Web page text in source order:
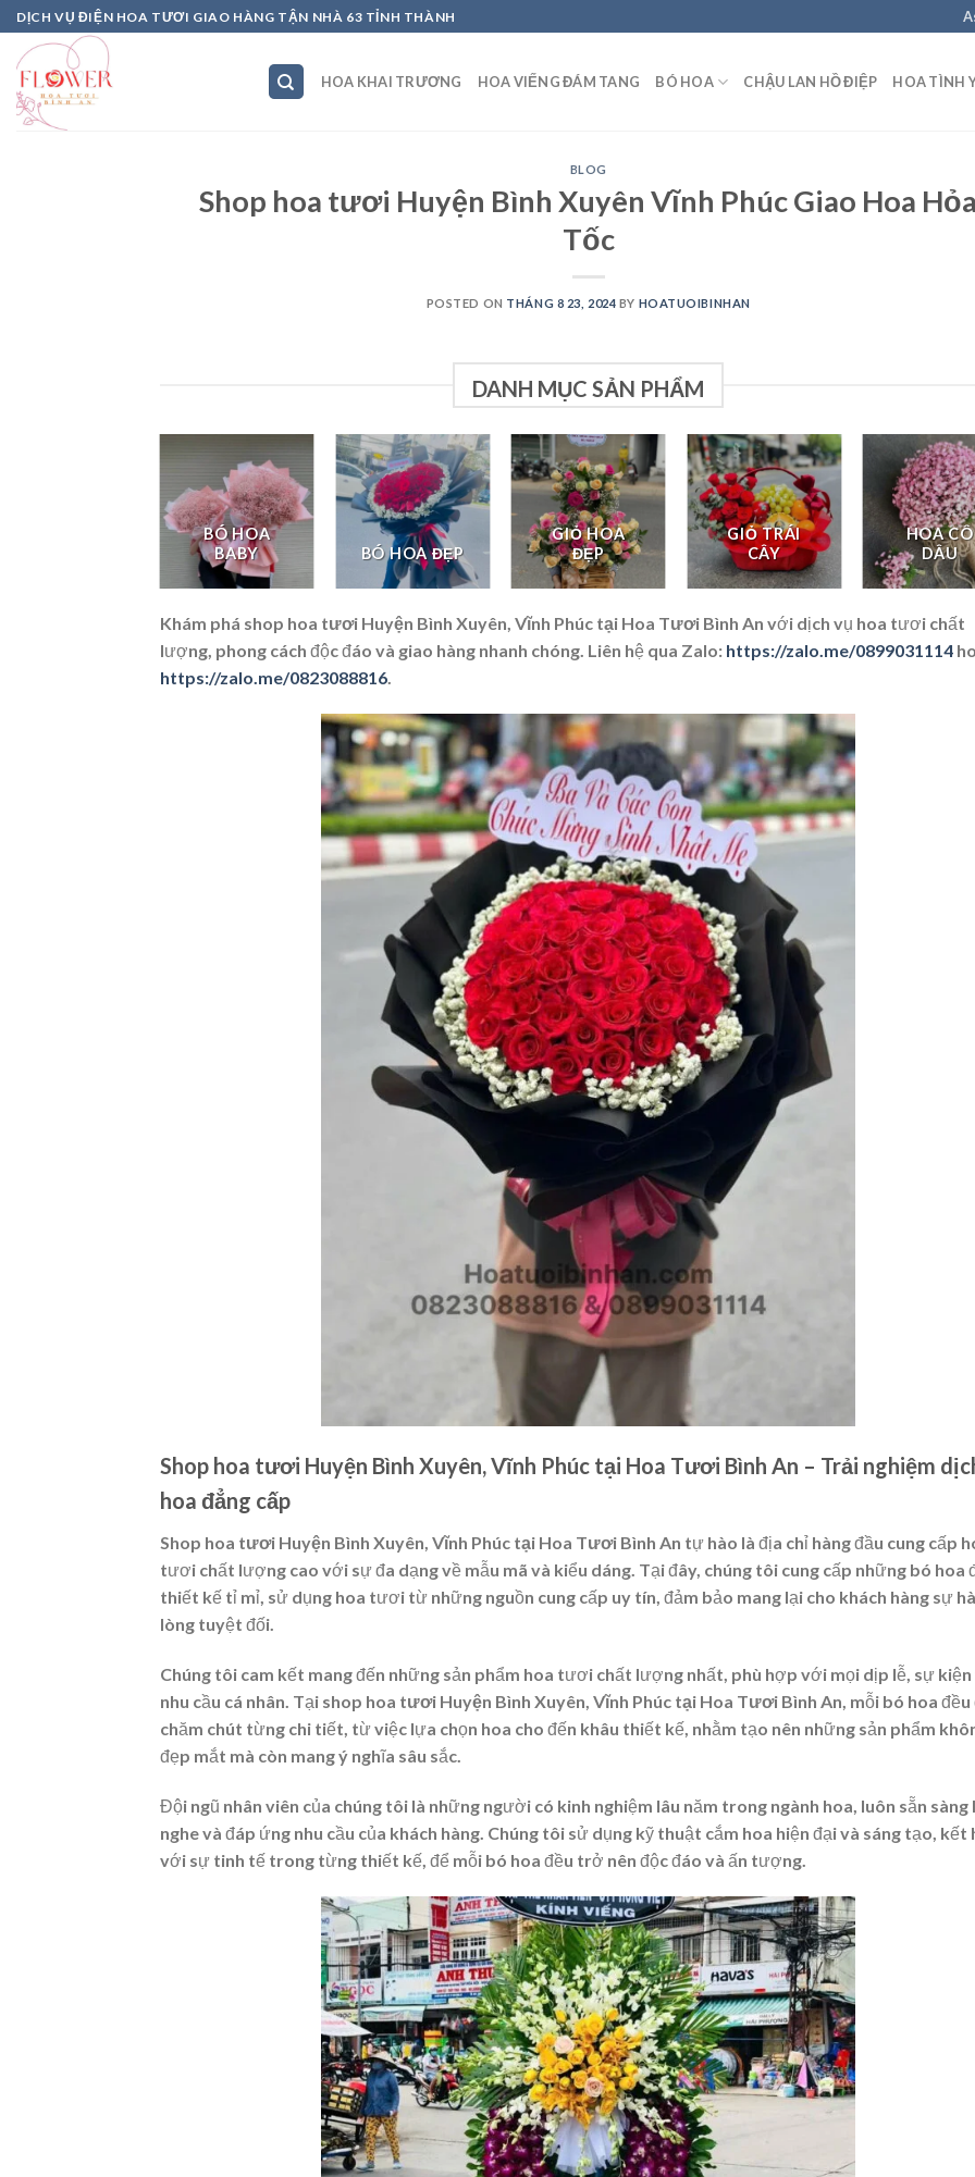
Skip
to
content
DỊCH VỤ ĐIỆN HOA TƯƠI GIAO HÀNG TẬN NHÀ 63 TỈNH THÀNH
HOA KHAI TRƯƠNG HOA VIẾNG ĐÁM TANG BÓ HOA CHẬU LAN HỒ ĐIỆP HOA TÌNH
BLOG
Shop hoa tươi Huyện Bình Xuyên Vĩnh Phúc Giao Hoa Hỏa
Tốc
POSTED ON THÁNG 8 23, 2024 BY HOATUOIBINHAN
DANH MỤC SẢN PHẨM
BÓ HOA
BABY
BÓ HOA ĐẸP
GIỎ HOA
ĐẸP
GIỎ TRÁI
CÂY
HOA CÔ
DÂU
Khám phá shop hoa tươi Huyện Bình Xuyên, Vĩnh Phúc tại Hoa Tươi Bình An với dịch vụ hoa tươi chất
lượng, phong cách độc đáo và giao hàng nhanh chóng. Liên hệ qua Zalo: https://zalo.me/0899031114
https://zalo.me/0823088816.
Shop hoa tươi Huyện Bình Xuyên, Vĩnh Phúc tại Hoa Tươi Bình An – Trải nghiệm
hoa đẳng cấp
Shop hoa tươi Huyện Bình Xuyên, Vĩnh Phúc tại Hoa Tươi Bình An tự hào là địa chỉ hàng đầu cung cấp
tươi chất lượng cao với sự đa dạng về mẫu mã và kiểu dáng. Tại đây, chúng tôi cung cấp những bó hoa
thiết kế tỉ mỉ, sử dụng hoa tươi từ những nguồn cung cấp uy tín, đảm bảo mang lại cho khách hàng sự
lòng tuyệt đối.
Chúng tôi cam kết mang đến những sản phẩm hoa tươi chất lượng nhất, phù hợp với mọi dịp lễ, sự kiện
nhu cầu cá nhân. Tại shop hoa tươi Huyện Bình Xuyên, Vĩnh Phúc tại Hoa Tươi Bình An, mỗi bó hoa
chăm chút từng chi tiết, từ việc lựa chọn hoa cho đến khâu thiết kế, nhằm tạo nên những sản phẩm
đẹp mắt mà còn mang ý nghĩa sâu sắc.
Đội ngũ nhân viên của chúng tôi là những người có kinh nghiệm lâu năm trong ngành hoa, luôn sẵn sàng
nghe và đáp ứng nhu cầu của khách hàng. Chúng tôi sử dụng kỹ thuật cắm hoa hiện đại và sáng tạo, kết
với sự tinh tế trong từng thiết kế, để mỗi bó hoa đều trở nên độc đáo và ấn tượng.